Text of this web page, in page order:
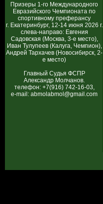
Призеры 1-го Международного
Евразийского Чемпионата по
спортивному преферансу
г. Екатеринбург, 12-14 июня 2026 г.
слева-направо: Евгения
Садовская (Москва, 3-е место),
Иван Тулупеев (Калуга, Чемпион),
Андрей Тархачев (Новосибирск, 2-
е место)
Главный Судья ФСПР
Александр Молчанов.
телефон: +7(916) 742-16-03,
e-mail: abmolabmol@gmail.com